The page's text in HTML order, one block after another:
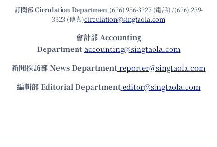
訂閱部 Circulation Department(626) 956-8227 (電話) /(626) 239-
3323 (傳真)circulation@singtaola.com
會計部 Accounting
Department accounting@singtaola.com
新聞採訪部 News Department reporter@singtaola.com
編輯部 Editorial Department editor@singtaola.com